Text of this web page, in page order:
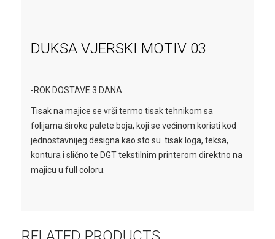
DUKSA VJERSKI MOTIV 03
-ROK DOSTAVE 3 DANA
Tisak na majice se vrši termo tisak tehnikom sa
folijama široke palete boja, koji se većinom koristi kod
jednostavnijeg designa kao sto su tisak loga, teksa,
kontura i slično te DGT tekstilnim printerom direktno na
majicu u full coloru.